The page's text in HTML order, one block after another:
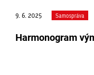
9. 6. 2025 Samospráva
Harmonogram